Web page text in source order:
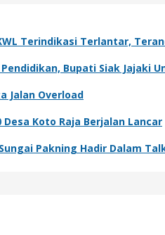
Terindikasi Terlantar,
Bupati Siak Jajaki
Jalan Overload
Koto Raja Berjalan Lancar
Pakning Hadir Dalam